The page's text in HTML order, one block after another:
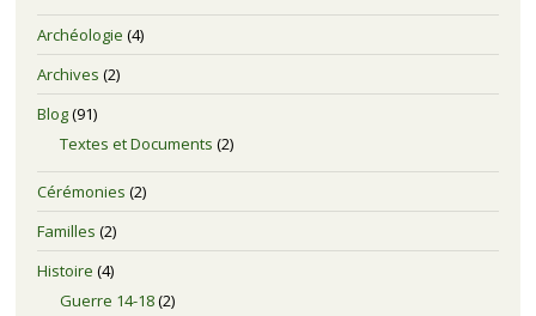
Archéologie (4)
Archives (2)
Blog(91)
Textes et Documents (2)
Cérémonies (2)
Familles (2)
Histoire (4)
Guerre 14-18(2)